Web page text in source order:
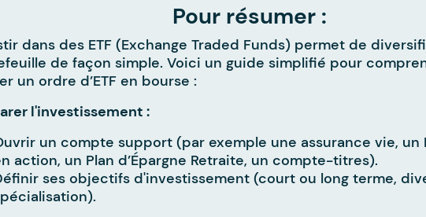
Pour résumer :
dans des ETF (Exchange Traded Funds) permet de
de façon simple. Voici un guide simplifié pour
un ordre d’ETF en bourse :
l'investissement :
un compte support (par exemple une assurance vie, un
action, un Plan d’Épargne Retraite, un compte-titres).
ses objectifs d'investissement (court ou long terme,